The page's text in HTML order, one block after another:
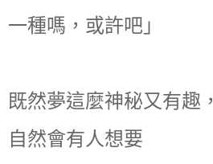
一種嗎，或許吧」
既然夢這麼神秘又有趣，
自然會有人想要